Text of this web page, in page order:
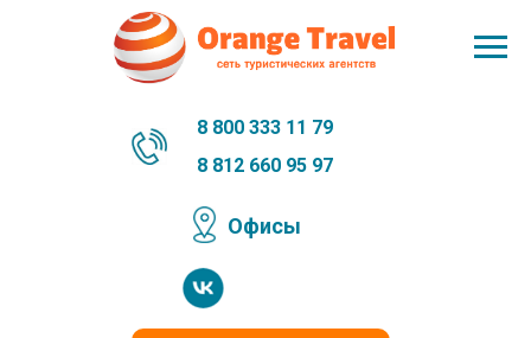
Офисы
8 812 660 95 97
8 800 333 11 79